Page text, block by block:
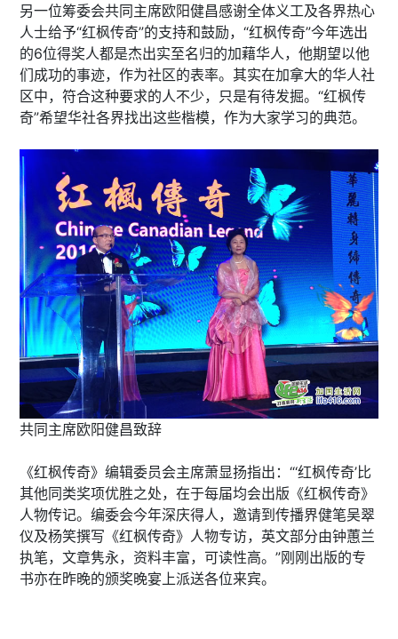
另一位筹委会共同主席欧阳健昌感谢全体义工及各界热心
人士给予“红枫传奇”的支持和鼓励，“红枫传奇”今年选出
的6位得奖人都是杰出实至名归的加藉华人，他期望以他
们成功的事迹，作为社区的表率。其实在加拿大的华人社
区中，符合这种要求的人不少，只是有待发掘。“红枫传
奇”希望华社各界找出这些楷模，作为大家学习的典范。
共同主席欧阳健昌致辞
《红枫传奇》编辑委员会主席萧显扬指出：“‘红枫传奇’比
其他同类奖项优胜之处，在于每届均会出版《红枫传奇》
人物传记。编委会今年深庆得人，邀请到传播界健笔吴翠
仪及杨笑撰写《红枫传奇》人物专访，英文部分由钟蕙兰
执笔，文章隽永，资料丰富，可读性高。”刚刚出版的专
书亦在昨晚的颁奖晚宴上派送各位来宾。